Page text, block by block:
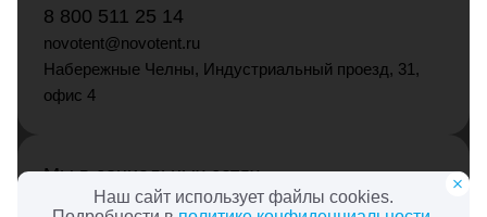
Наш сайт использует файлы cookies.
8 800 511 25 14
novotent@novotent.ru
Набережные Челны, Индустриальный проезд, 31,
офис 4
Мы в социальных сетях